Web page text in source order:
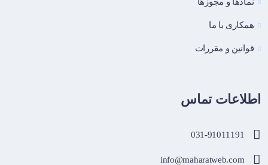
همکاری با ما
قوانین و مقررات
اطلاعات تماس
031-91011191
info@maharatweb.com